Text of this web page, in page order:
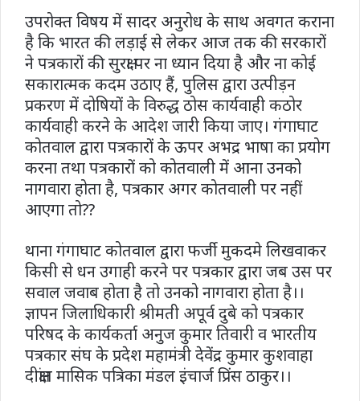
उपरोक्त विषय में सादर अनुरोध के साथ अवगत कराना
है कि भारत की लड़ाई से लेकर आज तक की सरकारों
ने पत्रकारों की सुरक्षा पर ना ध्यान दिया है और ना कोई
सकारात्मक कदम उठाए हैं, पुलिस द्वारा उत्पीड़न
प्रकरण में दोषियों के विरुद्ध ठोस कार्यवाही कठोर
कार्यवाही करने के आदेश जारी किया जाए। गंगाघाट
कोतवाल द्वारा पत्रकारों के ऊपर अभद्र भाषा का प्रयोग
करना तथा पत्रकारों को कोतवाली में आना उनको
नागवारा होता है, पत्रकार अगर कोतवाली पर नहीं
आएगा तो??
थाना गंगाघाट कोतवाल द्वारा फर्जी मुकदमे लिखवाकर
किसी से धन उगाही करने पर पत्रकार द्वारा जब उस पर
सवाल जवाब होता है तो उनको नागवारा होता है।।
ज्ञापन जिलाधिकारी श्रीमती अपूर्व दुबे को पत्रकार
परिषद के कार्यकर्ता अनुज कुमार तिवारी व भारतीय
पत्रकार संघ के प्रदेश महामंत्री देवेंद्र कुमार कुशवाहा
दीक्षांत मासिक पत्रिका मंडल इंचार्ज प्रिंस ठाकुर।।